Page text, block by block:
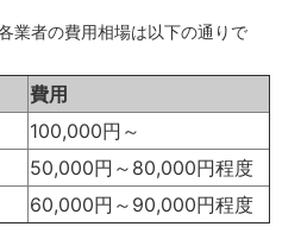
業者の費用相場は以下の通りで
費用
100,000円～
50,000円～80,000円程度
60,000円～90,000円程度